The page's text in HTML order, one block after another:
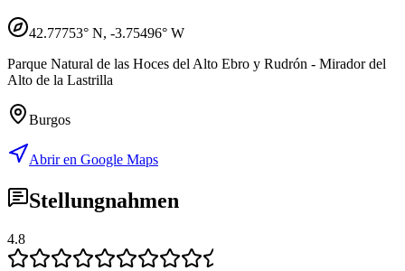
42.77753° N, -3.75496° W
Parque Natural de las Hoces del Alto Ebro y Rudrón - Mirador del
Alto de la Lastrilla
Burgos
Abrir en Google Maps
Stellungnahmen
4.8